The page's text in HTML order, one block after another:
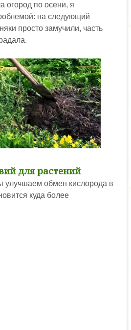
огород по осени, я
на следующий
просто замучили, часть
для растений
улучшаем обмен кислорода в
куда более